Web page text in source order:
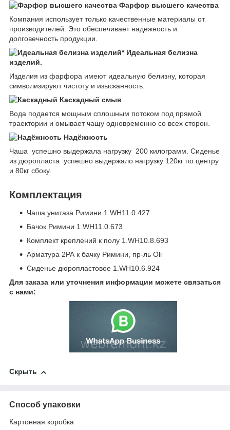
Фарфор высшего качества
Компания использует только качественные материалы от
производителей. Это обеспечивает надежность и
долговечность продукции.
Идеальная белизна
изделий.
Изделия из фарфора имеют идеальную белизну, которая
символизируют чистоту и изысканность.
Каскадный смыв
Вода подается мощным сплошным потоком под прямой
траектории и омывает чащу одновременно со всех сторон.
Надёжность
Чаша успешно выдержала нагрузку 200 килограмм. Сиденье
из дюропласта успешно выдержало нагрузку 120кг по центру
и 80кг сбоку.
Комплектация
Чаша унитаза Римини 1.WH11.0.427
Бачок Римини 1.WH11.0.673
Комплект креплений к полу 1.WH10.8.693
Арматура 2РА к бачку Римини, пр-ль Oli
Сиденье дюропластовое 1.WH10.6.924
Для заказа или уточнения информации можете связаться
с нами:
Скрыть
Способ упаковки
Картонная коробка